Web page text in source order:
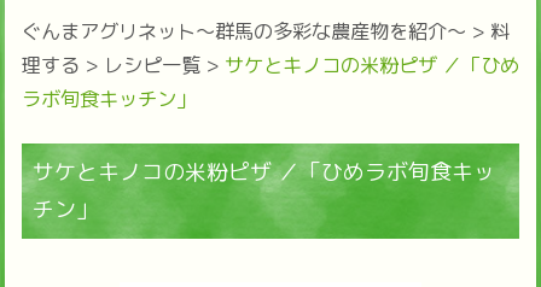
ぐんまアグリネット～群馬の多彩な農産物を紹介～ > 料
理する > レシピ一覧> サケとキノコの米粉ピザ ／「ひめ
ラボ旬食キッチン」
サケとキノコの米粉ピザ ／「ひめラボ旬食キッ
チン」